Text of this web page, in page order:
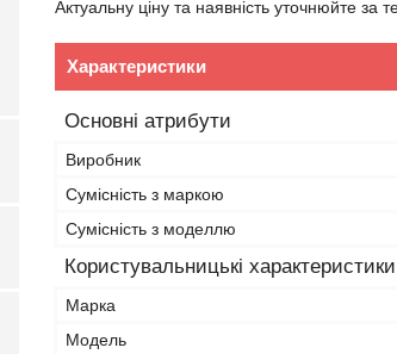
Актуальну ціну та наявність уточнюйте
Характеристики
Основні атрибути
Виробник
Сумісність з маркою
Сумісність з моделлю
Користувальницькі характеристики
Марка
Мoдель